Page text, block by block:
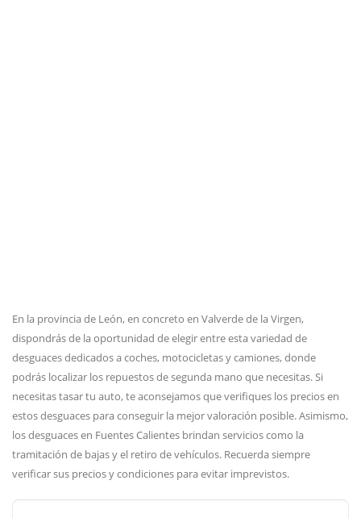
En la provincia de León, en concreto en Valverde de la Virgen,
dispondrás de la oportunidad de elegir entre esta variedad de
desguaces dedicados a coches, motocicletas y camiones, donde
podrás localizar los repuestos de segunda mano que necesitas. Si
necesitas tasar tu auto, te aconsejamos que verifiques los precios en
estos desguaces para conseguir la mejor valoración posible. Asimismo,
los desguaces en Fuentes Calientes brindan servicios como la
tramitación de bajas y el retiro de vehículos. Recuerda siempre
verificar sus precios y condiciones para evitar imprevistos.